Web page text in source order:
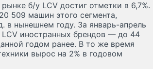
б/у LCV достиг отметки в 6,7%.
509 машин этого сегмента,
в нынешнем году. За январь-апрель
LCV иностранных брендов — до 44
годом ранее. В то же время
вырос на 2% в годовом